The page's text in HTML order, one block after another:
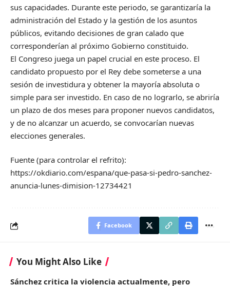
sus capacidades. Durante este periodo, se garantizaría la
administración del Estado y la gestión de los asuntos
públicos, evitando decisiones de gran calado que
corresponderían al próximo Gobierno constituido.
El Congreso juega un papel crucial en este proceso. El
candidato propuesto por el Rey debe someterse a una
sesión de investidura y obtener la mayoría absoluta o
simple para ser investido. En caso de no lograrlo, se abriría
un plazo de dos meses para proponer nuevos candidatos,
y de no alcanzar un acuerdo, se convocarían nuevas
elecciones generales.
Fuente (para controlar el refrito):
https://okdiario.com/espana/que-pasa-si-pedro-sanchez-
anuncia-lunes-dimision-12734421
Facebook
You Might Also Like
Sánchez critica la violencia actualmente, pero